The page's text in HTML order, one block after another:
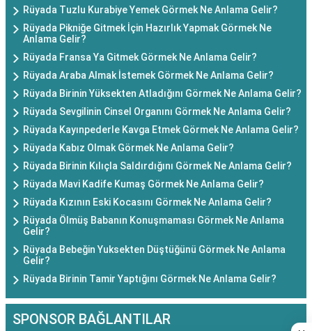
Rüyada Tuzlu Kurabiye Yemek Görmek Ne Anlama Gelir?
Rüyada Pikniğe Gitmek İçin Hazırlık Yapmak Görmek Ne
Anlama Gelir?
Rüyada Fransa Ya Gitmek Görmek Ne Anlama Gelir?
Rüyada Araba Almak İstemek Görmek Ne Anlama Gelir?
Rüyada Birinin Yüksekten Atladığını Görmek Ne Anlama Gelir?
Rüyada Sevgilinin Cinsel Organını Görmek Ne Anlama Gelir?
Rüyada Kayınpederle Kavga Etmek Görmek Ne Anlama Gelir?
Rüyada Kabız Olmak Görmek Ne Anlama Gelir?
Rüyada Birinin Kılıçla Saldırdığını Görmek Ne Anlama Gelir?
Rüyada Mavi Kadife Kumaş Görmek Ne Anlama Gelir?
Rüyada Kızının Eski Kocasını Görmek Ne Anlama Gelir?
Rüyada Ölmüş Babanın Konuşmaması Görmek Ne Anlama
Gelir?
Rüyada Bebeğin Yuksekten Düştüğünü Görmek Ne Anlama
Gelir?
Rüyada Birinin Tamir Yaptığını Görmek Ne Anlama Gelir?
SPONSOR BAĞLANTILAR